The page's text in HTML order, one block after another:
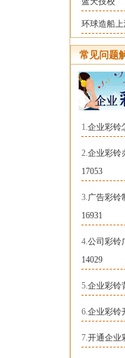
环球造船
常见问
1.企业彩铃
2.企业彩铃
17053
3.广告彩铃
16931
4.公司彩铃
14029
5.企业彩铃
6.企业彩铃
7.开通企业